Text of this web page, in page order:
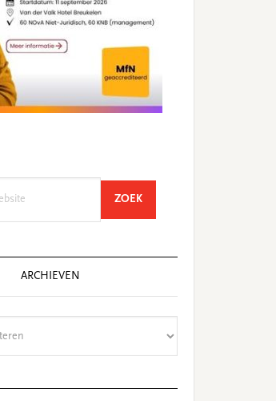
ZOEKSEARCH
ARCHIEVEN